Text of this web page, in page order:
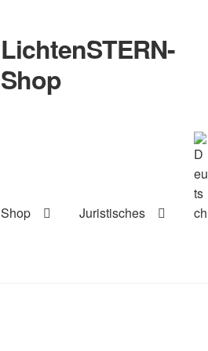
Zur
Navigation
springen
Zum
Inhalt
springen
LichtenSTERN-
Shop
Shop Juristisches